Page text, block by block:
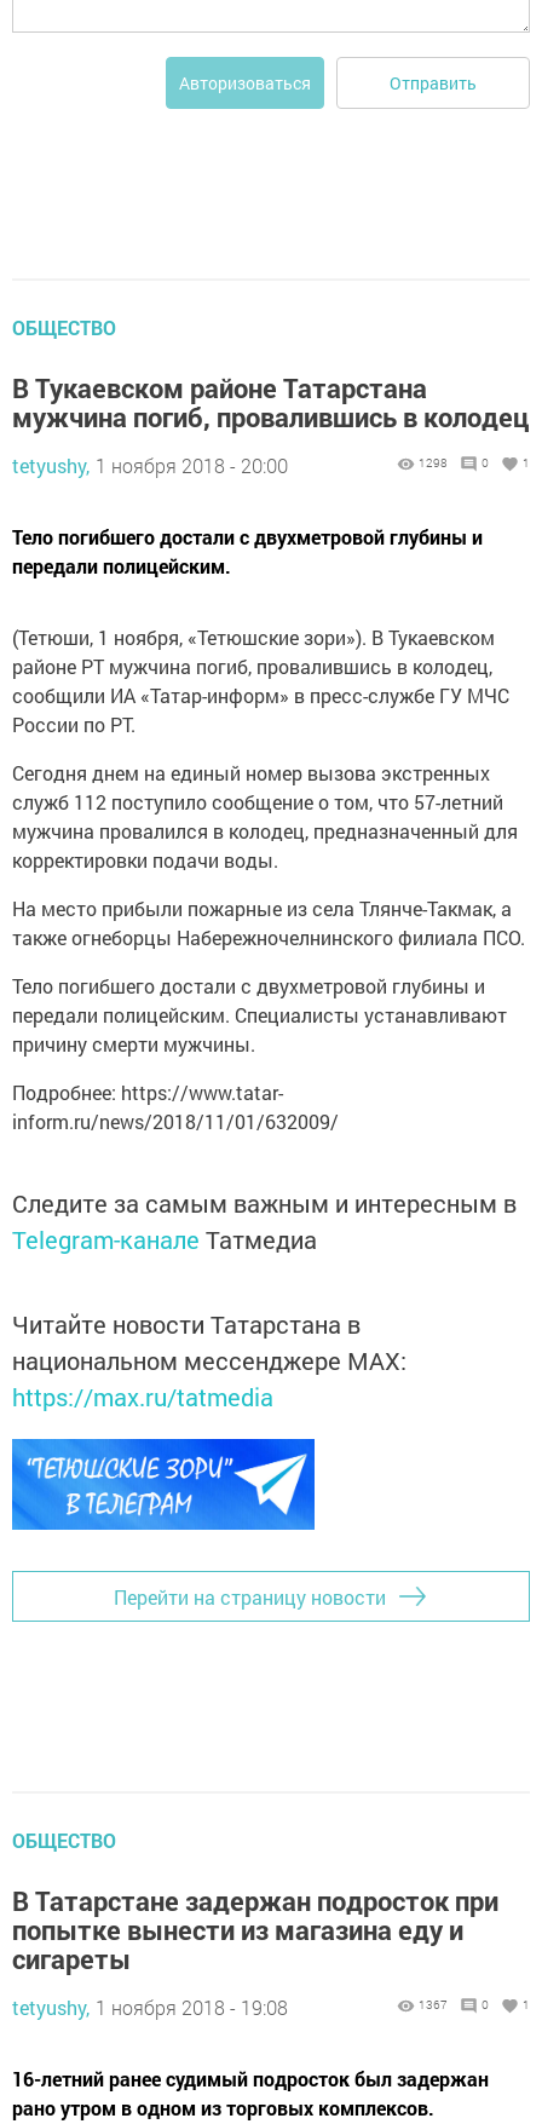
Авторизоваться Отправить
ОБЩЕСТВО
В Тукаевском районе Татарстана
мужчина погиб, провалившись в колодец
tetyushy, 1 ноября 2018 - 20:00 1298 0 1
Тело погибшего достали с двухметровой глубины и
передали полицейским.
(Тетюши, 1 ноября, «Тетюшские зори»). В Тукаевском
районе РТ мужчина погиб, провалившись в колодец,
сообщили ИА «Татар-информ» в пресс-службе ГУ МЧС
России по РТ.
Сегодня днем на единый номер вызова экстренных
служб 112 поступило сообщение о том, что 57-летний
мужчина провалился в колодец, предназначенный для
корректировки подачи воды.
На место прибыли пожарные из села Тлянче-Такмак, а
также огнеборцы Набережночелнинского филиала ПСО.
Тело погибшего достали с двухметровой глубины и
передали полицейским. Специалисты устанавливают
причину смерти мужчины.
Подробнее: https://www.tatar-
inform.ru/news/2018/11/01/632009/
Следите за самым важным и интересным в
Telegram-канале Татмедиа
Читайте новости Татарстана в
национальном мессенджере MАХ:
https://max.ru/tatmedia
Перейти на страницу новости
ОБЩЕСТВО
В Татарстане задержан подросток при
попытке вынести из магазина еду и
сигареты
tetyushy, 1 ноября 2018 - 19:08 1367 0 1
16-летний ранее судимый подросток был задержан
рано утром в одном из торговых комплексов.